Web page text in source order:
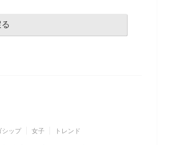
シップ 女子 トレンド